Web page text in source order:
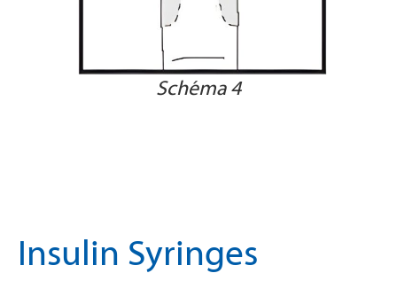
Schéma 4
Insulin Syringes